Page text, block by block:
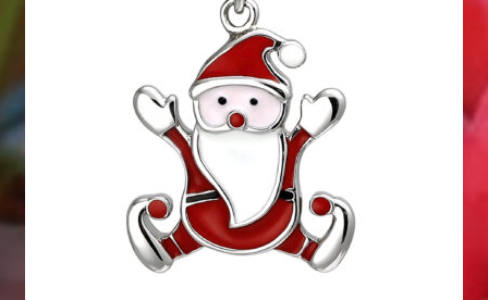
Valentinstag Geschenke
Vertrag widerrufen
Warenkorb